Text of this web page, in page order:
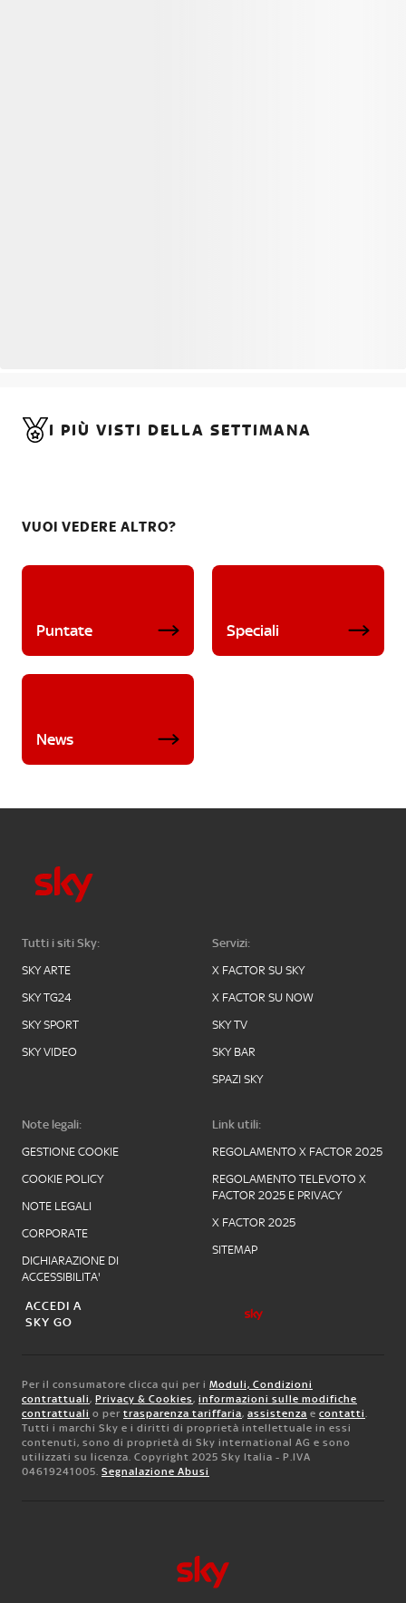
I PIÙ VISTI DELLA SETTIMANA
VUOI VEDERE ALTRO?
Puntate Speciali
News
Tutti i siti Sky:
SKY ARTE
SKY TG24
SKY SPORT
SKY VIDEO
Servizi:
X FACTOR SU SKY
X FACTOR SU NOW
SKY TV
SKY BAR
SPAZI SKY
Note legali:
GESTIONE COOKIE
COOKIE POLICY
NOTE LEGALI
CORPORATE
DICHIARAZIONE DI
ACCESSIBILITA'
Link utili:
REGOLAMENTO X FACTOR 2025
REGOLAMENTO TELEVOTO X
FACTOR 2025 E PRIVACY
X FACTOR 2025
SITEMAP
ACCEDI A
SKY GO
Per il consumatore clicca qui per i Moduli, Condizioni
contrattuali, Privacy & Cookies, informazioni sulle modifiche
contrattuali o per trasparenza tariffaria, assistenza e contatti.
Tutti i marchi Sky e i diritti di proprietà intellettuale in essi
contenuti, sono di proprietà di Sky international AG e sono
utilizzati su licenza. Copyright 2025 Sky Italia - P.IVA
04619241005. Segnalazione Abusi